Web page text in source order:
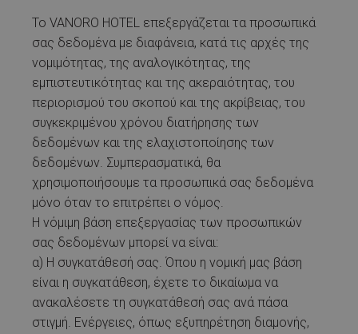
Το VANORO HOTEL επεξεργάζεται τα προσωπικά
σας δεδομένα με διαφάνεια, κατά τις αρχές της
νομιμότητας, της αναλογικότητας, της
εμπιστευτικότητας και της ακεραιότητας, του
περιορισμού του σκοπού και της ακρίβειας, του
συγκεκριμένου χρόνου διατήρησης των
δεδομένων και της ελαχιστοποίησης των
δεδομένων. Συμπερασματικά, θα
χρησιμοποιήσουμε τα προσωπικά σας δεδομένα
μόνο όταν το επιτρέπει ο νόμος.
Η νόμιμη βάση επεξεργασίας των προσωπικών
σας δεδομένων μπορεί να είναι:
α) Η συγκατάθεσή σας. Όπου η νομική μας βάση
είναι η συγκατάθεση, έχετε το δικαίωμα να
ανακαλέσετε τη συγκατάθεσή σας ανά πάσα
στιγμή. Ενέργειες, όπως εξυπηρέτηση διαμονής,